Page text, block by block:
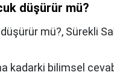
düşürür mü?
mü?, Sürekli
kadarki bilimsel